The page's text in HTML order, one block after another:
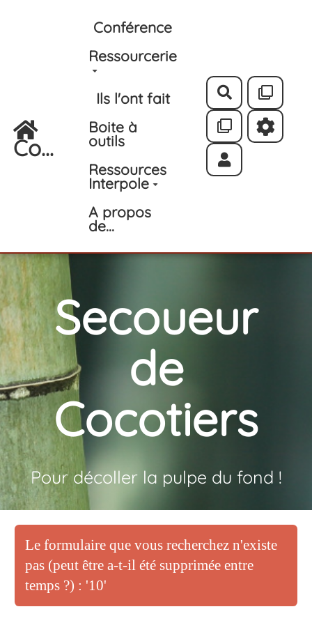
Aller au contenu principal
Co...
Conférence
Ressourcerie
Ils l'ont fait
Boite à
outils
Ressources
Interpole
A propos
de...
Rechercher
Secoueur
de
Cocotiers
Pour décoller la pulpe du fond !
Le formulaire que vous recherchez n'existe
pas (peut être a-t-il été supprimée entre
temps ?) : '10'